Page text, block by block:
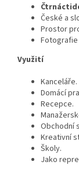
České a
Prostor
Využití
Kanceláře.
Domácí
Recepce.
Obchodní
Kreativní
Školy.
Jako